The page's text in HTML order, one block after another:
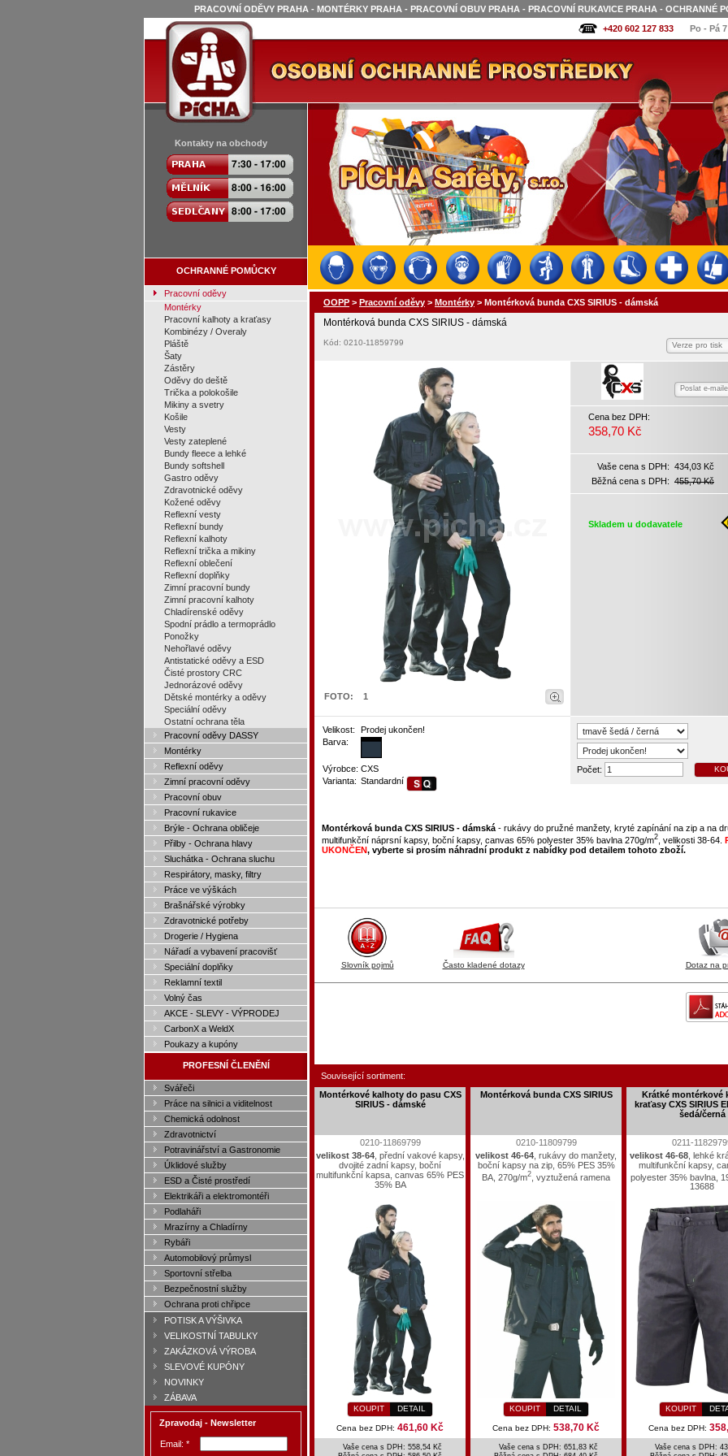
PRACOVNÍ ODĚVY PRAHA - MONTÉRKY PRAHA - PRACOVNÍ OBUV PRAHA - PRACOVNÍ RUKAVICE PRAHA - OCHRANNÉ
+420 602 127 833
Po - Pá
Kontakty na obchody
OCHRANNÉ POMŮCKY
Pracovní oděvy
Montérky
Pracovní kalhoty a kraťasy
Kombinézy / Overaly
Pláště
Šaty
Zástěry
Oděvy do deště
Trička a polokošile
Mikiny a svetry
Košile
Vesty
Vesty zateplené
Bundy fleece a lehké
Bundy softshell
Gastro oděvy
Zdravotnické oděvy
Kožené oděvy
Reflexní vesty
Reflexní bundy
Reflexní kalhoty
Reflexní trička a mikiny
Reflexní oblečení
Reflexní doplňky
Zimní pracovní bundy
Zimní pracovní kalhoty
Chladírenské oděvy
Spodní prádlo a termoprádlo
Ponožky
Nehořlavé oděvy
Antistatické oděvy a ESD
Čisté prostory CRC
Jednorázové oděvy
Dětské montérky a oděvy
Speciální oděvy
Ostatní ochrana těla
Pracovní oděvy DASSY
Montérky
Reflexní oděvy
Zimní pracovní oděvy
Pracovní obuv
Pracovní rukavice
Brýle - Ochrana obličeje
Přilby - Ochrana hlavy
Sluchátka - Ochrana sluchu
Respirátory, masky, filtry
Práce ve výškách
Brašnářské výrobky
Zdravotnické potřeby
Drogerie / Hygiena
Nářadí a vybavení pracovišť
Speciální doplňky
Reklamní textil
Volný čas
AKCE - SLEVY - VÝPRODEJ
CarbonX a WeldX
Poukazy a kupóny
PROFESNÍ ČLENĚNÍ
Svářeči
Práce na silnici a viditelnost
Chemická odolnost
Zdravotnictví
Potravinářství a Gastronomie
Úklidové služby
ESD a Čisté prostředí
Elektrikáři a elektromontéři
Podlaháři
Mrazírny a Chladírny
Rybáři
Automobilový průmysl
Sportovní střelba
Bezpečnostní služby
Ochrana proti chřipce
POTISK A VÝŠIVKA
VELIKOSTNÍ TABULKY
ZAKÁZKOVÁ VÝROBA
SLEVOVÉ KUPÓNY
NOVINKY
ZÁBAVA
Zpravodaj - Newsletter
Email: *
OOPP > Pracovní oděvy > Montérky > Montérková bunda CXS SIRIUS - dámská
Montérková bunda CXS SIRIUS - dámská
Kód: 0210-11859799 Verze pro tisk
FOTO: 1
Poslat e-
Cena bez DPH:
358,70 Kč
Vaše cena s DPH: 434,03 Kč
Běžná cena s DPH: 455,70 Kč
Skladem u dodavatele
Velikost:
Prodej ukončen!
Barva:
Výrobce: CXS
Varianta: Standardní
Počet:
Montérková bunda CXS SIRIUS - dámská - rukávy do pružné manžety, kryté zapínání na zip a na
multifunkční náprsní kapsy, boční kapsy, canvas 65% polyester 35% bavlna 270g/m2 , velikosti 38-64.
UKONČEN, vyberte si prosím náhradní produkt z nabídky pod detailem tohoto zboží.
Slovník pojmů Často kladené dotazy Dotaz na
Související sortiment:
Montérkové kalhoty do pasu CXS
SIRIUS - dámské
0210-11869799
velikost 38-64, přední vakové kapsy,
dvojité zadní kapsy, boční
multifunkční kapsa, canvas 65% PES
35% BA
KOUPIT DETAIL
Cena bez DPH: 461,60 Kč
Vaše cena s DPH: 558,54 Kč
Montérková bunda CXS SIRIUS
0210-11809799
velikost 46-64 , rukávy do manžety,
boční kapsy na zip, 65% PES 35%
BA, 270g/m2 , vyztužená ramena
KOUPIT DETAIL
Cena bez DPH: 538,70 Kč
Vaše cena s DPH: 651,83 Kč
Krátké montérkové
kraťasy CXS SIRIUS
šedá/černá
0211-
velikost 46-68 , lehké
multifunkční kapsy,
polyester 35% bavlna,
13688
KOUPIT
Cena bez DPH:
Vaše cena s DPH: